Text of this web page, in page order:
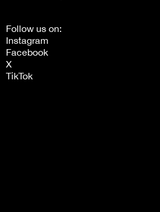
Follow us on:
Instagram
Facebook
X
TikTok